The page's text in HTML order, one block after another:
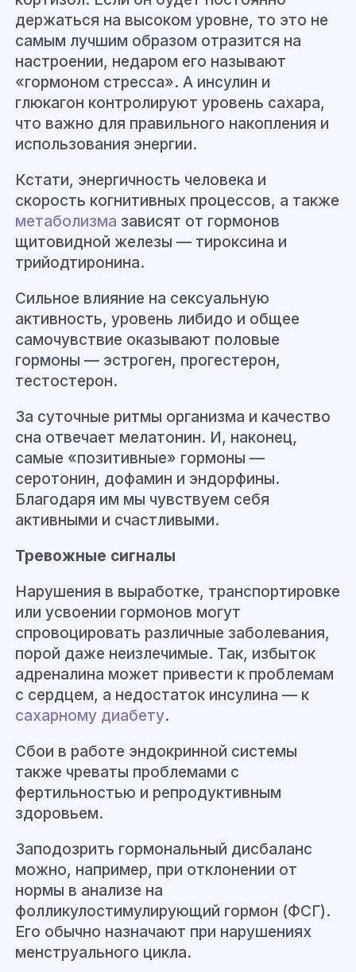
держаться на высоком уровне, то это не
самым лучшим образом отразится на
настроении, недаром его называют
«гормоном стресса». А инсулин и
глюкагон контролируют уровень сахара,
что важно для правильного накопления и
использования энергии.
Кстати, энергичность человека и
скорость когнитивных процессов, а также
метаболизма зависят от гормонов
щитовидной железы — тироксина и
трийодтиронина.
Сильное влияние на сексуальную
активность, уровень либидо и общее
самочувствие оказывают половые
гормоны — эстроген, прогестерон,
тестостерон.
За суточные ритмы организма и качество
сна отвечает мелатонин. И, наконец,
самые «позитивные» гормоны —
серотонин, дофамин и эндорфины.
Благодаря им мы чувствуем себя
активными и счастливыми.
Тревожные сигналы
Нарушения в выработке, транспортировке
или усвоении гормонов могут
спровоцировать различные заболевания,
порой даже неизлечимые. Так, избыток
адреналина может привести к проблемам
с сердцем, а недостаток инсулина — к
сахарному диабету.
Сбои в работе эндокринной системы
также чреваты проблемами с
фертильностью и репродуктивным
здоровьем.
Заподозрить гормональный дисбаланс
можно, например, при отклонении от
нормы в анализе на
фолликулостимулирующий гормон (ФСГ).
Его обычно назначают при нарушениях
менструального цикла.